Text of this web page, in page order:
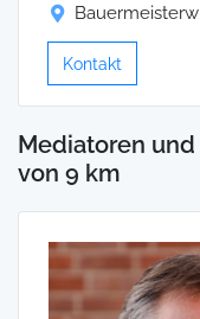
Kontakt
Mediatoren
von 9 km